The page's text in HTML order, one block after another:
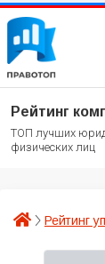
Рейтинг
ТОП лучших
физических лиц
Рейтинг